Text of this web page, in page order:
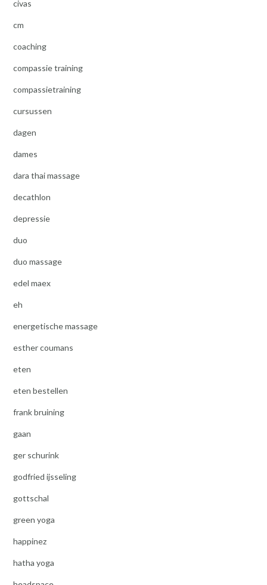
civas
cm
coaching
compassie training
compassietraining
cursussen
dagen
dames
dara thai massage
decathlon
depressie
duo
duo massage
edel maex
eh
energetische massage
esther coumans
eten
eten bestellen
frank bruining
gaan
ger schurink
godfried ijsseling
gottschal
green yoga
happinez
hatha yoga